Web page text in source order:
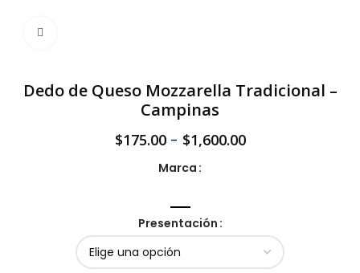
Dedo de Queso Mozzarella Tradicional –
Campinas
$175.00 - $1,600.00
Marca
Presentación